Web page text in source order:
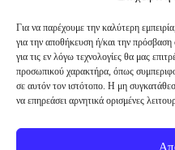
Για να παρέχουμε την καλύτερη
για την αποθήκευση ή/και την
για τις εν λόγω τεχνολογίες θα μας
προσωπικού χαρακτήρα, όπως
σε αυτόν τον ιστότοπο. Η μη
να επηρεάσει αρνητικά ορισμένες
Νομοθεσία
Πολιτική Απορρήτου
Πολιτική Cookies (ΕΕ)
Κυνηγετική Συνομοσπονδία